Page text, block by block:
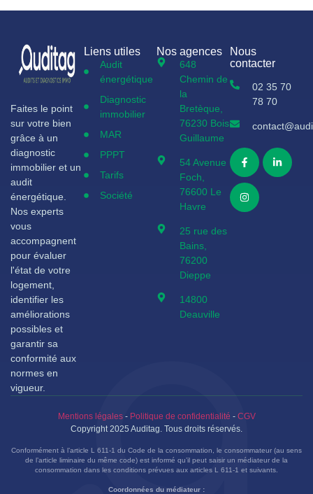
Faites le point
sur votre bien
grâce à un
diagnostic
immobilier et un
audit
énergétique.
Nos experts
vous
accompagnent
pour évaluer
l'état de votre
logement,
identifier les
améliorations
possibles et
garantir sa
conformité aux
normes en
vigueur.
Liens utiles
Audit
énergétique
Diagnostic
immobilier
MAR
PPPT
Tarifs
Société
Nos agences
648
Chemin de
la
Bretèque,
76230 Bois
Guillaume
54 Avenue
Foch,
76600 Le
Havre
25 rue des
Bains,
76200
Dieppe
14800
Deauville
Nous
contacter
02 35 70
78 70
Mentions légales- Politique de confidentialité - CGV
Copyright 2025 Auditag. Tous droits réservés.
Conformément à l’article L 611-1 du Code de la consommation, le consommateur (au sens
de l’article liminaire du même code) est informé qu’il peut saisir un médiateur de la
consommation dans les conditions prévues aux articles L 611-1 et suivants.
Coordonnées du médiateur :